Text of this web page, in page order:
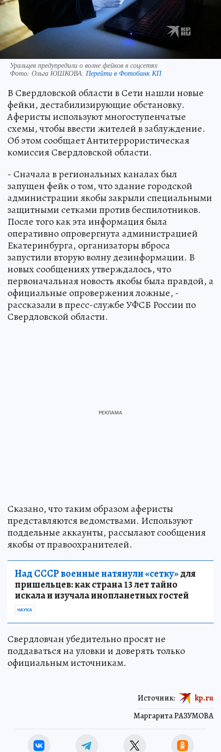
Уральцев предупредили о волне фейков в соцсетях
Фото: Ольга ЮШКОВА. Перейти в Фотобанк КП
В Свердловской области в Сети нашли новые
фейки, дестабилизирующие обстановку.
Аферисты используют многоступенчатые
схемы, чтобы ввести жителей в заблуждение.
Об этом сообщает Антитеррористическая
комиссия Свердловской области.
- Сначала в региональных каналах был
запущен фейк о том, что здание городской
администрации якобы закрыли специальными
защитными сетками против беспилотников.
После того как эта информация была
оперативно опровергнута администрацией
Екатеринбурга, организаторы вброса
запустили вторую волну дезинформации. В
новых сообщениях утверждалось, что
первоначальная новость якобы была правдой, а
официальные опровержения ложные, -
рассказали в пресс-службе УФСБ России по
Свердловской области.
Сказано, что таким образом аферисты
представляются ведомствами. Используют
поддельные аккаунты, рассылают сообщения
якобы от правоохранителей.
Над СССР военные натянули «сетку»для
пришельцев: как страна 13 лет тайно
искала и изучала инопланетных гостей
НАУКА
Свердловчан убедительно просят не
поддаваться на уловки и доверять только
официальным источникам.
Маргарита РАЗУМОВА
Источник: kp.ru